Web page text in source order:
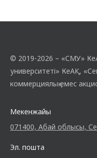
© 2019-2026 – «СМУ»
университеті» КеАҚ,
коммерциялық емес
Мекенжайы
071400, Абай облысы,
Эл. пошта